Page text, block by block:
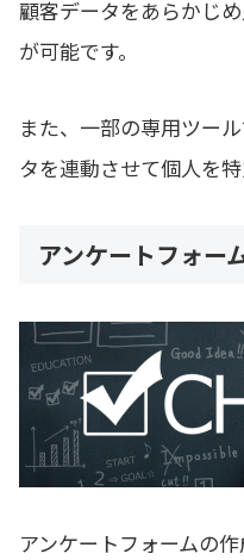
顧客データをあらかじ
が可能です。
また、一部の専用ツー
タを連動させて個人を
アンケートフォー
アンケートフォームの